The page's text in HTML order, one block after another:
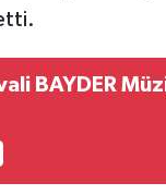
BAYDER